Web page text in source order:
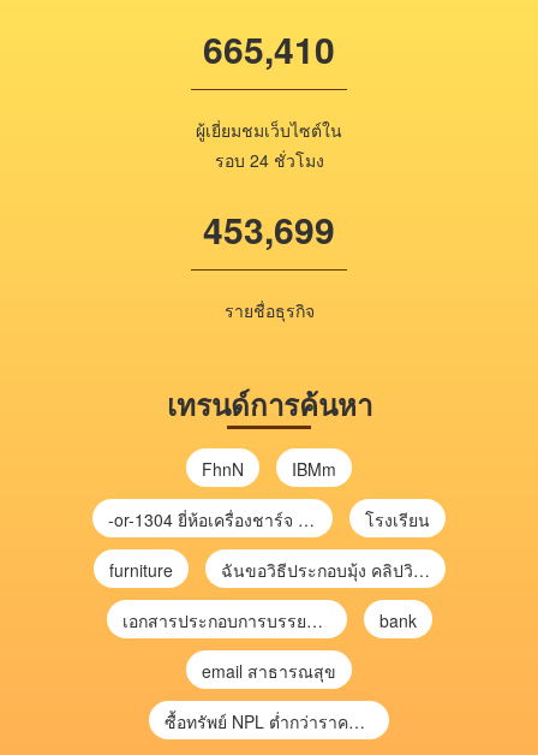
665,410
ผู้เยี่ยมชมเว็บไซต์ใน
รอบ 24 ชั่วโมง
453,699
รายชื่อธุรกิจ
เทรนด์การค้นหา
FhnN IBMm
-or-1304 ยี่ห้อเครื่องชาร์จ chargecore โรงเรียน
furniture ฉันขอวิธีประกอบมุ้ง คลิปวิดีโอ การประกอบมุ้ง
เอกสารประกอบการบรรยาย การประเมินความเสี่ยงเพื่อวางแผนการตรวจสอบ \ bank
email สาธารณสุข
ซื้อทรัพย์ NPL ต่ำกว่าราคาตลาด 30-70% แบบไม่ต้องไปประมูล”